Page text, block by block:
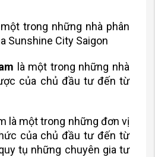
là một trong những nhà
của chủ đầu tư đến từ
là một trong những đơn vị
của chủ đầu tư đến từ
tụ những chuyên gia tư